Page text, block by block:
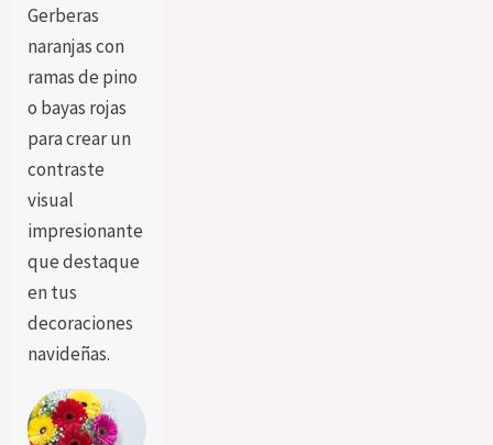
Gerberas
naranjas con
ramas de pino
o bayas rojas
para crear un
contraste
visual
impresionante
que destaque
en tus
decoraciones
navideñas.